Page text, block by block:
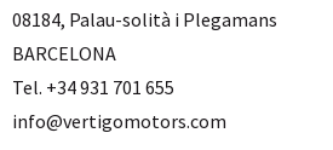
08184, Palau-solità i Plegamans
BARCELONA
Tel. +34 931 701 655
info@vertigomotors.com